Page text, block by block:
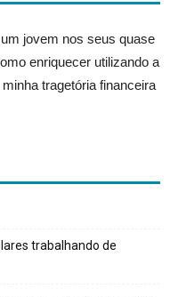
jovem nos seus quase
enriquecer utilizando a
tragetória financeira
trabalhando de